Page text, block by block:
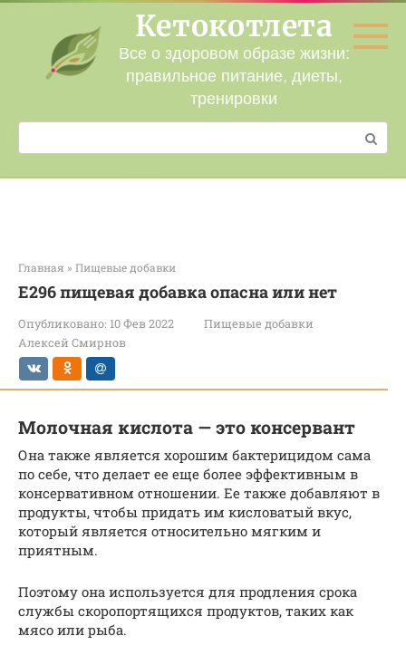
Перейти
контенту
Кетокотлета
Все о здоровом образе жизни:
правильное питание, диеты,
тренировки
Поиск:
Главная » Пищевые добавки
Е296 пищевая добавка опасна или нет
Опубликовано: 10 Фев 2022
Пищевые добавки
Алексей Смирнов
Молочная кислота — это консервант
Она также является хорошим бактерицидом сама
по себе, что делает ее еще более эффективным в
консервативном отношении. Ее также добавляют в
продукты, чтобы придать им кисловатый вкус,
который является относительно мягким и
приятным.
Поэтому она используется для продления срока
службы скоропортящихся продуктов, таких как
мясо или рыба.